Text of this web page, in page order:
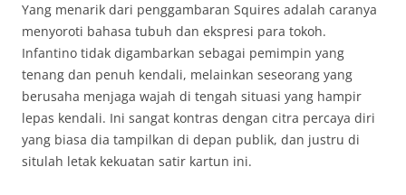
Yang menarik dari penggambaran Squires adalah caranya
menyoroti bahasa tubuh dan ekspresi para tokoh.
Infantino tidak digambarkan sebagai pemimpin yang
tenang dan penuh kendali, melainkan seseorang yang
berusaha menjaga wajah di tengah situasi yang hampir
lepas kendali. Ini sangat kontras dengan citra percaya diri
yang biasa dia tampilkan di depan publik, dan justru di
situlah letak kekuatan satir kartun ini.